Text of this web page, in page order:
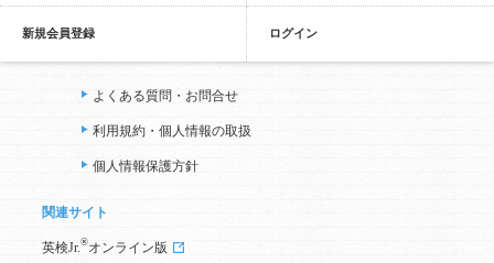
新規会員登録 ログイン
よくある質問・お問合せ
利用規約・個人情報の取扱
個人情報保護方針
関連サイト
英検Jr. ®オンライン版